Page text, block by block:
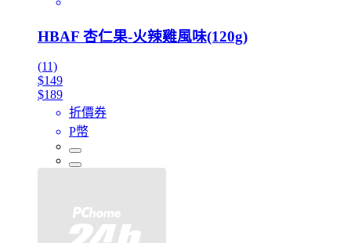
HBAF 杏仁果-火辣雞風味(120g)
(11)
$149
$189
折價券
P幣